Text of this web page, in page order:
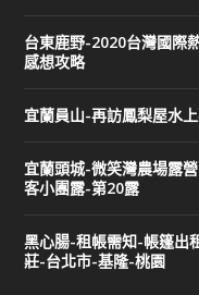
台東鹿野-2020台灣國際
感想攻略
宜蘭員山-再訪鳳梨屋水
宜蘭頭城-微笑灣農場露
客小團露-第20露
黑心腸-租帳需知-帳篷出
莊-台北市-基隆-桃園